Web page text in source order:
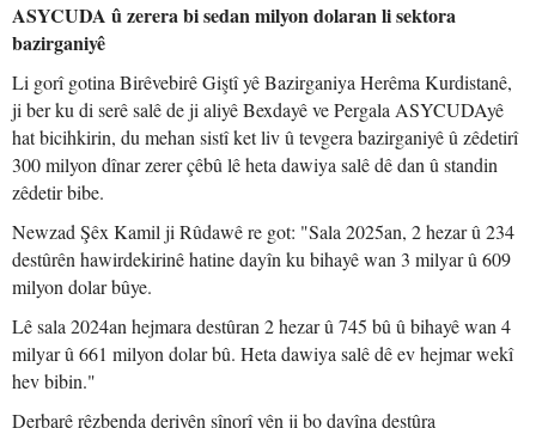
ASYCUDA û zerera bi sedan milyon dolaran li sektora
bazirganiyê
Li gorî gotina Birêvebirê Giştî yê Bazirganiya Herêma Kurdistanê,
ji ber ku di serê salê de ji aliyê Bexdayê ve Pergala ASYCUDAyê
hat bicihkirin, du mehan sistî ket liv û tevgera bazirganiyê û zêdetirî
300 milyon dînar zerer çêbû lê heta dawiya salê dê dan û standin
zêdetir bibe.
Newzad Şêx Kamil ji Rûdawê re got: "Sala 2025an, 2 hezar û 234
destûrên hawirdekirinê hatine dayîn ku bihayê wan 3 milyar û 609
milyon dolar bûye.
Lê sala 2024an hejmara destûran 2 hezar û 745 bû û bihayê wan 4
milyar û 661 milyon dolar bû. Heta dawiya salê dê ev hejmar wekî
hev bibin."
Derbarê rêzbenda deriyên sînorî yên ji bo dayîna destûra